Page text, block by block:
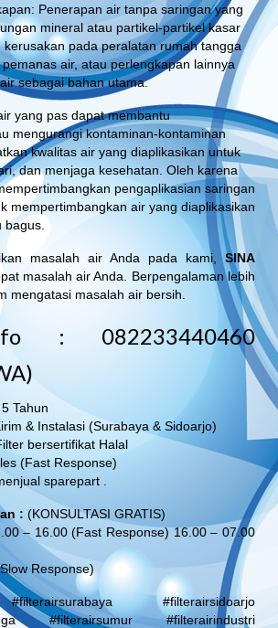
Penerapan air tanpa saringan yang
mineral atau partikel-partikel kasar
kerusakan pada peralatan rumah tangga
air, atau perlengkapan lainnya
sebagai bahan utama.
yang pas dapat membantu
mengurangi kontaminan-kontaminan
kwalitas air yang diaplikasikan untuk
dan menjaga kesehatan. Oleh karena
pengaplikasian saringan
mempertimbangkan air yang diaplikasikan
masalah air Anda pada kami,SINA
masalah air Anda. Berpengalaman lebih
mengatasi masalah air bersih.
: 082233440460
Tahun
& Instalasi (Surabaya & Sidoarjo)
bersertifikat Halal
(Fast Response)
sparepart .
: (KONSULTASI GRATIS)
– 16.00 (Fast Response) 16.00 – 07.00
Response)
#filterairsidoarjo
#filterairsumur #filterairindustri